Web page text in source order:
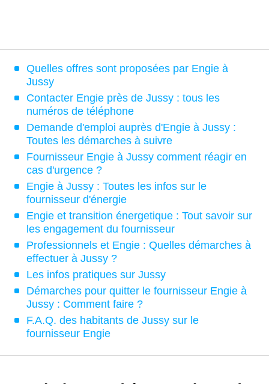
Quelles offres sont proposées par Engie à
Jussy
Contacter Engie près de Jussy : tous les
numéros de téléphone
Demande d'emploi auprès d'Engie à Jussy :
Toutes les démarches à suivre
Fournisseur Engie à Jussy comment réagir en
cas d'urgence ?
Engie à Jussy : Toutes les infos sur le
fournisseur d'énergie
Engie et transition énergetique : Tout savoir sur
les engagement du fournisseur
Professionnels et Engie : Quelles démarches à
effectuer à Jussy ?
Les infos pratiques sur Jussy
Démarches pour quitter le fournisseur Engie à
Jussy : Comment faire ?
F.A.Q. des habitants de Jussy sur le
fournisseur Engie